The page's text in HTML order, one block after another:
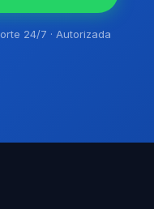
24/7 · Autorizada